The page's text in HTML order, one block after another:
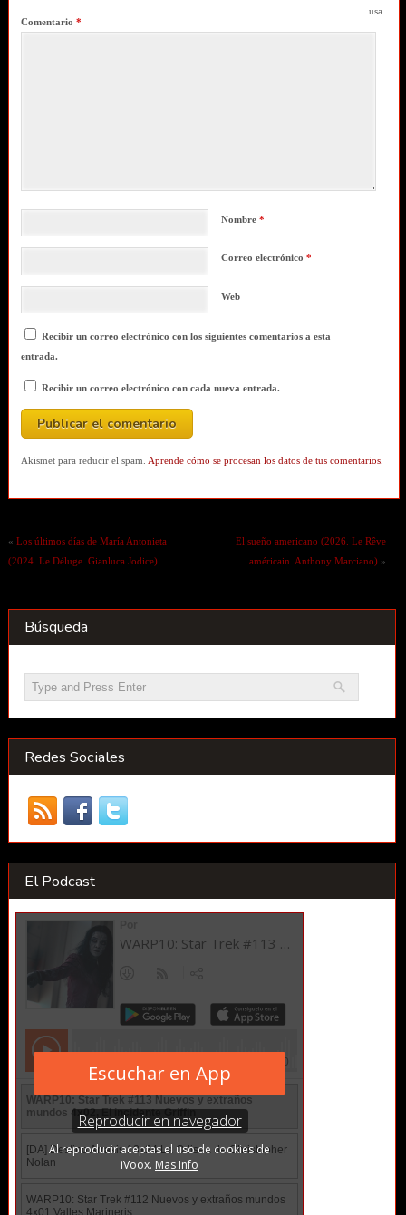
Comentario *
Nombre *
Correo electrónico *
Web
Recibir un correo electrónico con los siguientes comentarios a esta
entrada.
Recibir un correo electrónico con cada nueva entrada.
usa
Akismet para reducir el spam. Aprende cómo se procesan los datos de tus comentarios.
« Los últimos días de María Antonieta
(2024. Le Déluge. Gianluca Jodice)
El sueño americano (2026. Le Rêve
américain. Anthony Marciano) »
Búsqueda
Redes Sociales
El Podcast